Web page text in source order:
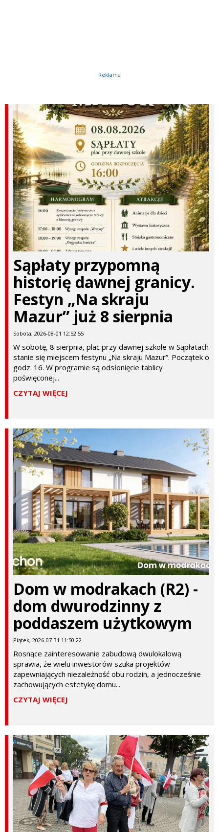
Reklama
Sąpłaty przypomną
historię dawnej granicy.
Festyn „Na skraju
Mazur” już 8 sierpnia
Sobota, 2026-08-01 12:52:55
W sobotę, 8 sierpnia, plac przy dawnej szkole w Sąpłatach
stanie się miejscem festynu „Na skraju Mazur”. Początek o
godz. 16. W programie są odsłonięcie tablicy
poświęconej...
CZYTAJ WIĘCEJ
Dom w modrakach (R2) -
dom dwurodzinny z
poddaszem użytkowym
Piątek, 2026-07-31 11:50:22
Rosnące zainteresowanie zabudową dwulokalową
sprawia, że wielu inwestorów szuka projektów
zapewniających niezależność obu rodzin, a jednocześnie
zachowujących estetykę domu...
CZYTAJ WIĘCEJ